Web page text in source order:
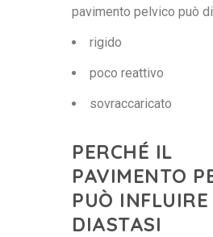
pavimento pelvico può
rigido
poco reattivo
sovraccaricato
PERCHÉ IL
PAVIMENTO
PUÒ
DIASTASI